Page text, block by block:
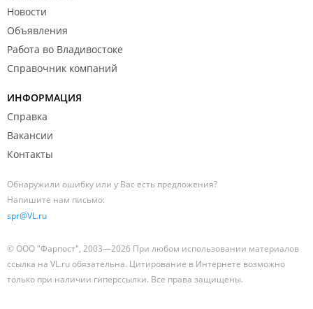
Новости
Объявления
Работа во Владивостоке
Справочник компаний
ИНФОРМАЦИЯ
Справка
Вакансии
Контакты
Обнаружили ошибку или у Вас есть предложения?
Напишите нам письмо:
spr@VL.ru
© ООО "Фарпост", 2003—2026 При любом использовании материалов
ссылка на VL.ru обязательна. Цитирование в Интернете возможно
только при наличии гиперссылки. Все права защищены.